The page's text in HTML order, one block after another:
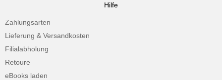
Hilfe
Zahlungsarten
Lieferung & Versandkosten
Filialabholung
Retoure
eBooks laden